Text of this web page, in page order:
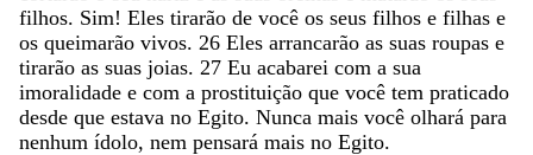
filhos. Sim! Eles tirarão de você os seus filhos e filhas e
os queimarão vivos. 26 Eles arrancarão as suas roupas e
tirarão as suas joias. 27 Eu acabarei com a sua
imoralidade e com a prostituição que você tem praticado
desde que estava no Egito. Nunca mais você olhará para
nenhum ídolo, nem pensará mais no Egito.